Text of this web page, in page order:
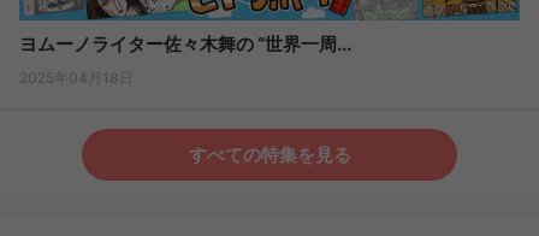
ヨムーノライター佐々木舞の “世界一周...
2025年04月18日
すべての特集を見る